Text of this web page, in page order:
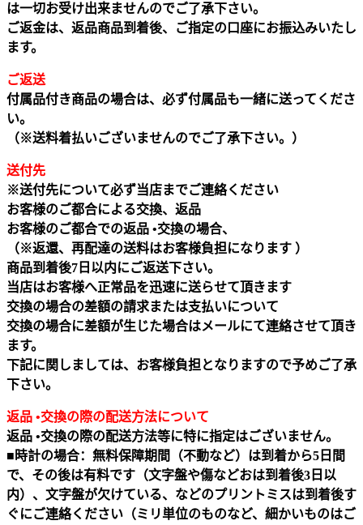
は一切お受け出来ませんのでご了承下さい。
ご返金は、返品商品到着後、ご指定の口座にお振込みいたし
ます。
ご返送
付属品付き商品の場合は、必ず付属品も一緒に送ってくださ
い。
（※送料着払いございませんのでご了承下さい。）
送付先
※送付先について必ず当店までご連絡ください
お客様のご都合による交換、返品
お客様のご都合での返品 •交換の場合、
（※返還、再配達の送料はお客様負担になります ）
商品到着後7日以内にご返送下さい。
当店はお客様へ正常品を迅速に送らせて頂きます
交換の場合の差額の請求または支払いについて
交換の場合に差額が生じた場合はメールにて連絡させて頂き
ます。
下記に関しましては、お客様負担となりますので予めご了承
下さい。
返品 •交換の際の配送方法について
返品 •交換の際の配送方法等に特に指定はございません。
■時計の場合：無料保障期間（不動など）は到着から5日間
で、その後は有料です（文字盤や傷などおは到着後3日以
内）、文字盤が欠けている、などのプリントミスは到着後す
ぐにご連絡ください（ミリ単位のものなど、細かいものはご